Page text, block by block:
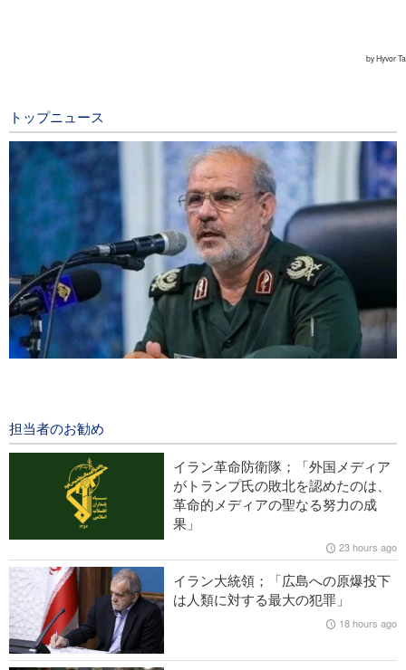
トップニュース
イラン国家安保評議会書記；「ホルモズ海峡の通航再開は米の
言動修正が条件」
米誌フォーリンアフェアーズ；「米国は西アジアから撤退すべ
米CNNが暴露：「米軍司令本部は戦争からの撤退方法を模索」
IRIB国際放送局長；「ジャーナリストは現実と世論の合流点に
位置」
担当者のお勧め
イラン革命防衛隊；「外国メディア
がトランプ氏の敗北を認めたのは、
革命的メディアの聖なる努力の成
果」
23 hours ago
イラン大統領；「広島への原爆投下
は人類に対する最大の犯罪」
18 hours ago